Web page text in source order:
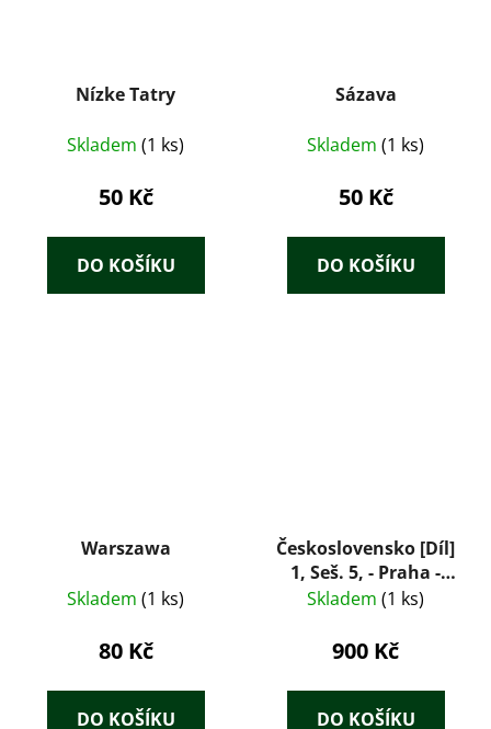
Nízke Tatry
Skladem (1 ks)
50 Kč
DO KOŠÍKU
Sázava
Skladem (1 ks)
50 Kč
DO KOŠÍKU
Warszawa
Skladem (1 ks)
80 Kč
DO KOŠÍKU
Československo [Díl]
1, Seš. 5, - Praha -
Nové město a
umělecké a historické
Skladem (1 ks)
900 Kč
DO KOŠÍKU